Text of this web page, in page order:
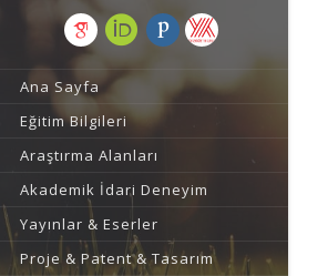
Ana Sayfa
Eğitim Bilgileri
Araştırma Alanları
Akademik İdari Deneyim
Yayınlar & Eserler
Proje & Patent & Tasarım